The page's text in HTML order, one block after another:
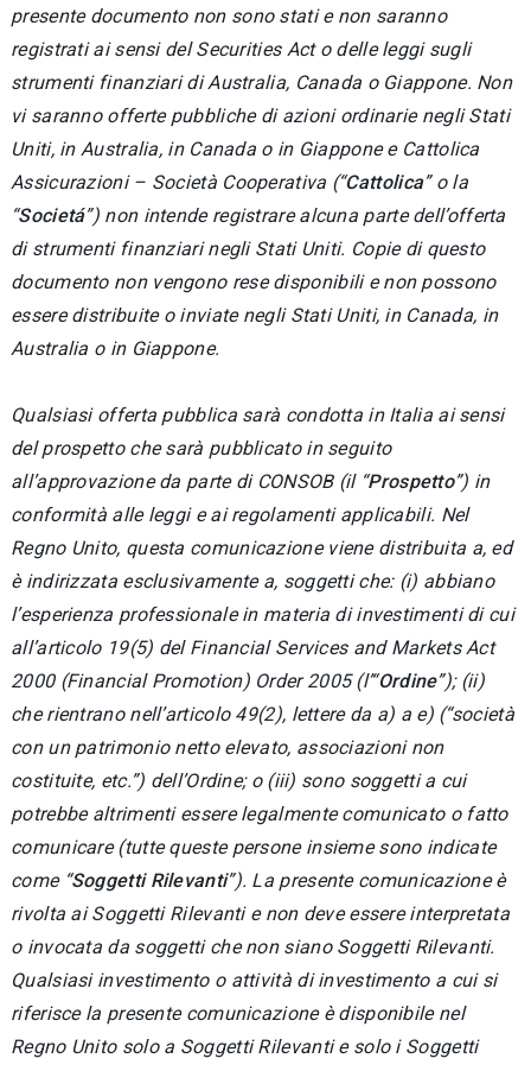
presente documento non sono stati e non saranno
registrati ai sensi del Securities Act o delle leggi sugli
strumenti finanziari di Australia, Canada o Giappone. Non
vi saranno offerte pubbliche di azioni ordinarie negli Stati
Uniti, in Australia, in Canada o in Giappone e Cattolica
Assicurazioni – Società Cooperativa (“Cattolica” o la
“Societá”) non intende registrare alcuna parte dell’offerta
di strumenti finanziari negli Stati Uniti. Copie di questo
documento non vengono rese disponibili e non possono
essere distribuite o inviate negli Stati Uniti, in Canada, in
Australia o in Giappone.
Qualsiasi offerta pubblica sarà condotta in Italia ai sensi
del prospetto che sarà pubblicato in seguito
all’approvazione da parte di CONSOB (il “Prospetto”) in
conformità alle leggi e ai regolamenti applicabili. Nel
Regno Unito, questa comunicazione viene distribuita a, ed
è indirizzata esclusivamente a, soggetti che: (i) abbiano
l’esperienza professionale in materia di investimenti di cui
all’articolo 19(5) del Financial Services and Markets Act
2000 (Financial Promotion) Order 2005 (l’“Ordine”); (ii)
che rientrano nell’articolo 49(2), lettere da a) a e) (“società
con un patrimonio netto elevato, associazioni non
costituite, etc.”) dell’Ordine; o (iii) sono soggetti a cui
potrebbe altrimenti essere legalmente comunicato o fatto
comunicare (tutte queste persone insieme sono indicate
come “Soggetti Rilevanti”). La presente comunicazione è
rivolta ai Soggetti Rilevanti e non deve essere interpretata
o invocata da soggetti che non siano Soggetti Rilevanti.
Qualsiasi investimento o attività di investimento a cui si
riferisce la presente comunicazione è disponibile nel
Regno Unito solo a Soggetti Rilevanti e solo i Soggetti